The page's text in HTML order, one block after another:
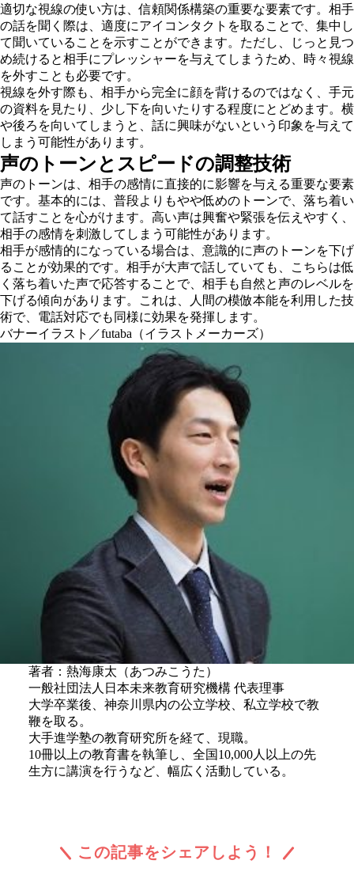
適切な視線の使い方は、信頼関係構築の重要な要素です。相手
の話を聞く際は、適度にアイコンタクトを取ることで、集中し
て聞いていることを示すことができます。ただし、じっと見つ
め続けると相手にプレッシャーを与えてしまうため、時々視線
を外すことも必要です。
視線を外す際も、相手から完全に顔を背けるのではなく、手元
の資料を見たり、少し下を向いたりする程度にとどめます。横
や後ろを向いてしまうと、話に興味がないという印象を与えて
しまう可能性があります。
声のトーンとスピードの調整技術
声のトーンは、相手の感情に直接的に影響を与える重要な要素
です。基本的には、普段よりもやや低めのトーンで、落ち着い
て話すことを心がけます。高い声は興奮や緊張を伝えやすく、
相手の感情を刺激してしまう可能性があります。
相手が感情的になっている場合は、意識的に声のトーンを下げ
ることが効果的です。相手が大声で話していても、こちらは低
く落ち着いた声で応答することで、相手も自然と声のレベルを
下げる傾向があります。これは、人間の模倣本能を利用した技
術で、電話対応でも同様に効果を発揮します。
バナーイラスト／futaba（イラストメーカーズ）
著者：熱海康太（あつみこうた）
一般社団法人日本未来教育研究機構 代表理事
大学卒業後、神奈川県内の公立学校、私立学校で教
鞭を取る。
大手進学塾の教育研究所を経て、現職。
10冊以上の教育書を執筆し、全国10,000人以上の先
生方に講演を行うなど、幅広く活動している。
この記事をシェアしよう！